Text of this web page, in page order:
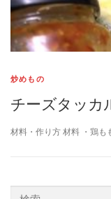
炒めもの
チーズタッカ
材料・作り方 材料 ・鶏
検索: